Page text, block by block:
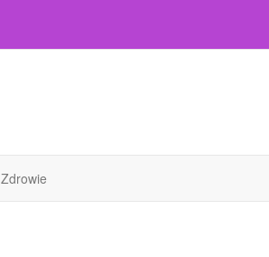
Zdrowie